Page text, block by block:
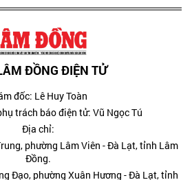
ĐỒNG ĐIỆN TỬ
đốc: Lê Huy Toàn
trách báo điện tử: Vũ Ngọc Tú
Địa chỉ:
phường Lâm Viên - Đà Lạt, tỉnh Lâm
Đồng.
Đạo, phường Xuân Hương - Đà Lạt, tỉnh